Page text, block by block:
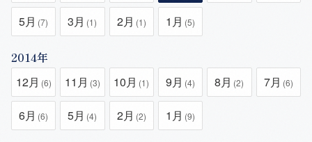
5月 (7) 3月 (1) 2月 (1) 1月 (5)
2014年
12月 (6) 11月 (3) 10月 (1) 9月 (4) 8月 (2) 7月 (6)
6月 (6) 5月 (4) 2月 (2) 1月 (9)